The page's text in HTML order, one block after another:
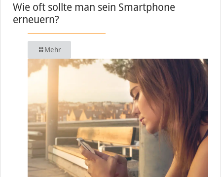
Wie oft sollte man sein Smartphone
erneuern?
Mehr